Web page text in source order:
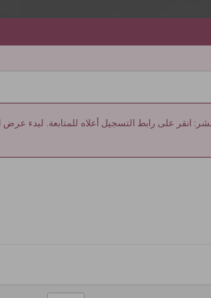
انقر على رابط التسجيل أعلاه للمتابعة. لبدء عرض